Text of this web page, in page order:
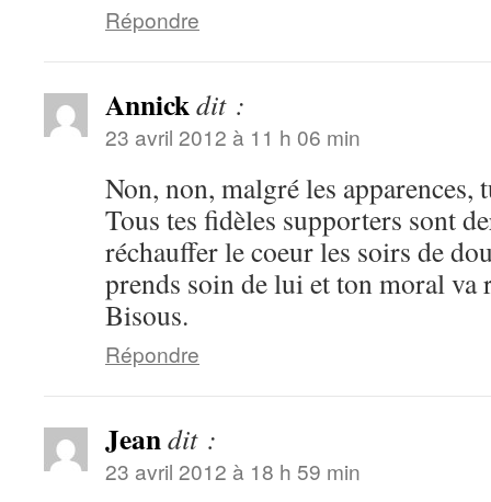
Répondre
Annickdit :
23 avril 2012 à 11 h 06 min
Non, non, malgré les apparences,
Tous tes fidèles supporters sont
réchauffer le coeur les soirs de
prends soin de lui et ton moral va
Bisous.
Répondre
Jeandit :
23 avril 2012 à 18 h 59 min